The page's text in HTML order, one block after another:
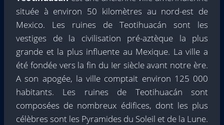
située à environ 50 kilomètres au nord-est de
Mexico. Les ruines de Teotihuacán sont les
vestiges de la civilisation pré-aztèque la plus
grande et la plus influente au Mexique. La ville a
été fondée vers la fin du Ier siècle avant notre ère.
A son apogée, la ville comptait environ 125 000
habitants. Les ruines de Teotihuacán sont
composées de nombreux édifices, dont les plus
célèbres sont les Pyramides du Soleil et de la Lune.